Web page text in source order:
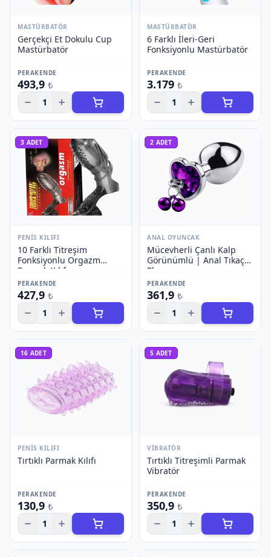
MASTÜRBATÖR
Gerçekçi Et Dokulu Cup
Mastürbatör
PERAKENDE
493,9 ₺
1
MASTÜRBATÖR
6 Farklı İleri-Geri
Fonksiyonlu Mastürbatör
PERAKENDE
3.179 ₺
1
3 ADET
PENIS KILIFI
10 Farklı Titreşim
Fonksiyonlu Orgazm
Parmak Kılıfı
PERAKENDE
427,9 ₺
1
2 ADET
ANAL OYUNCAK
Mücevherli Çanlı Kalp
Görünümlü | Anal Tıkaç
Plug
PERAKENDE
361,9 ₺
1
16 ADET
PENIS KILIFI
Tırtıklı Parmak Kılıfı
PERAKENDE
130,9 ₺
1
5 ADET
VIBRATÖR
Tırtıklı Titreşimli Parmak
Vibratör
PERAKENDE
350,9 ₺
1